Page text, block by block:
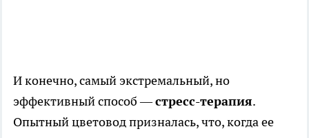
И конечно, самый экстремальный, но
эффективный способ —стресс-терапия.
Опытный цветовод призналась, что, когда ее